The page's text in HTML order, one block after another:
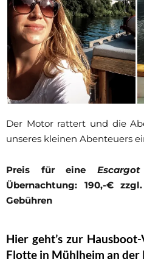
Der Motor rattert und die
unseres kleinen Abenteuers
Preis für eine Escargot
Übernachtung: 190,-€
Gebühren
Hier geht’s zur
Flotte in Mühlheim an der